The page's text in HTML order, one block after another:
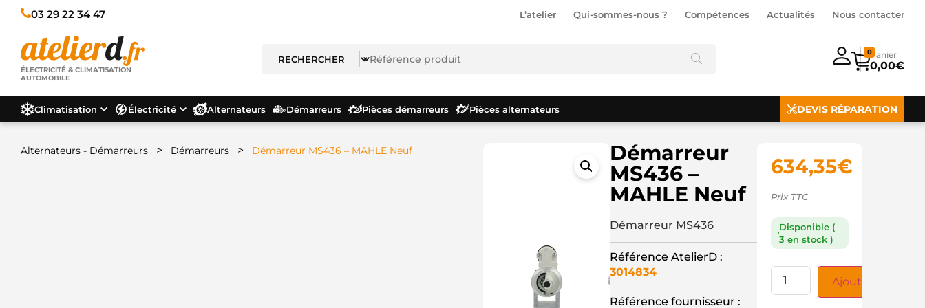
03 29 22 34 47 L’atelier Qui-sommes-nous ? Compétences Actualités Nous contacter
ÉLECTRICITÉ & CLIMATISATION
AUTOMOBILE
0,00€
0
Climatisation Électricité Alternateurs Démarreurs Pièces démarreurs Pièces alternateurs DEVIS RÉPARATION
Alternateurs - Démarreurs > Démarreurs > Démarreur MS436 – MAHLE Neuf
Démarreur
MS436 –
MAHLE Neuf
Démarreur MS436
Référence AtelierD :
3014834
Référence fournisseur :
634,35€
Prix TTC
Disponible (
3 en stock )
Ajouter au